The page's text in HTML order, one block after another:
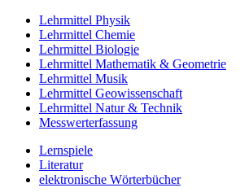
Lehrmittel Physik
Lehrmittel Chemie
Lehrmittel Biologie
Lehrmittel Mathematik & Geometrie
Lehrmittel Musik
Lehrmittel Geowissenschaft
Lehrmittel Natur & Technik
Messwerterfassung
Lernspiele
Literatur
elektronische Wörterbücher